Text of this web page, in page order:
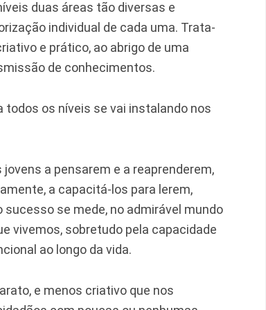
duas áreas tão diversas e
individual de cada uma. Trata-
e prático, ao abrigo de uma
de conhecimentos.
todos os níveis se vai instalando nos
a pensarem e a reaprenderem,
a capacitá-los para lerem,
se mede, no admirável mundo
vivemos, sobretudo pela capacidade
ao longo da vida.
e menos criativo que nos